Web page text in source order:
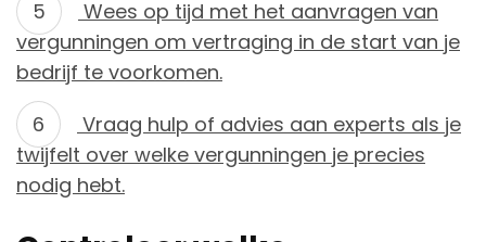
Wees op tijd met het aanvragen van
vergunningen om vertraging in de start van je
bedrijf te voorkomen.
Vraag hulp of advies aan experts als je
twijfelt over welke vergunningen je precies
nodig hebt.